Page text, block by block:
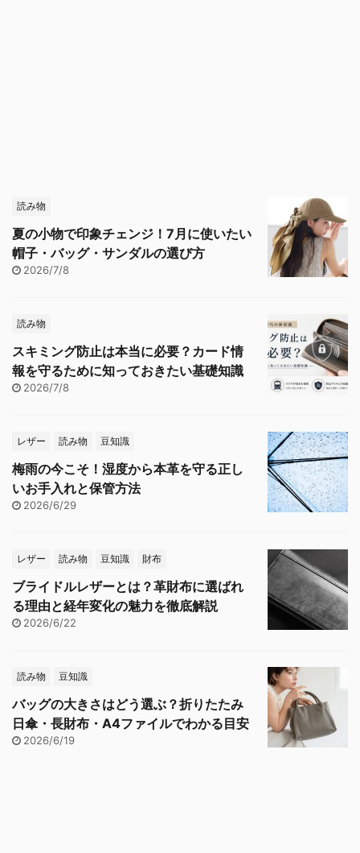
読み物
夏の小物で印象チェンジ！7月に使いたい
帽子・バッグ・サンダルの選び方
2026/7/8
読み物
スキミング防止は本当に必要？カード情
報を守るために知っておきたい基礎知識
2026/7/8
レザー 読み物 豆知識
梅雨の今こそ！湿度から本革を守る正し
いお手入れと保管方法
2026/6/29
レザー 読み物 豆知識 財布
ブライドルレザーとは？革財布に選ばれ
る理由と経年変化の魅力を徹底解説
2026/6/22
読み物 豆知識
バッグの大きさはどう選ぶ？折りたたみ
日傘・長財布・A4ファイルでわかる目安
2026/6/19